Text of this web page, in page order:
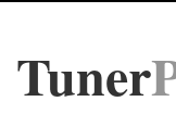
Tuner